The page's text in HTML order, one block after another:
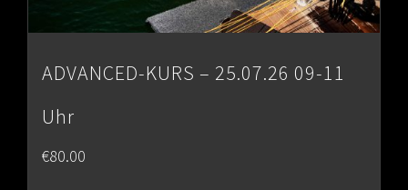
ADVANCED-KURS – 25.07.26 09-11
Uhr
€80.00